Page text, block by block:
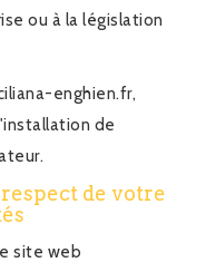
ou à la législation
enghien.fr,
de
de votre
site web